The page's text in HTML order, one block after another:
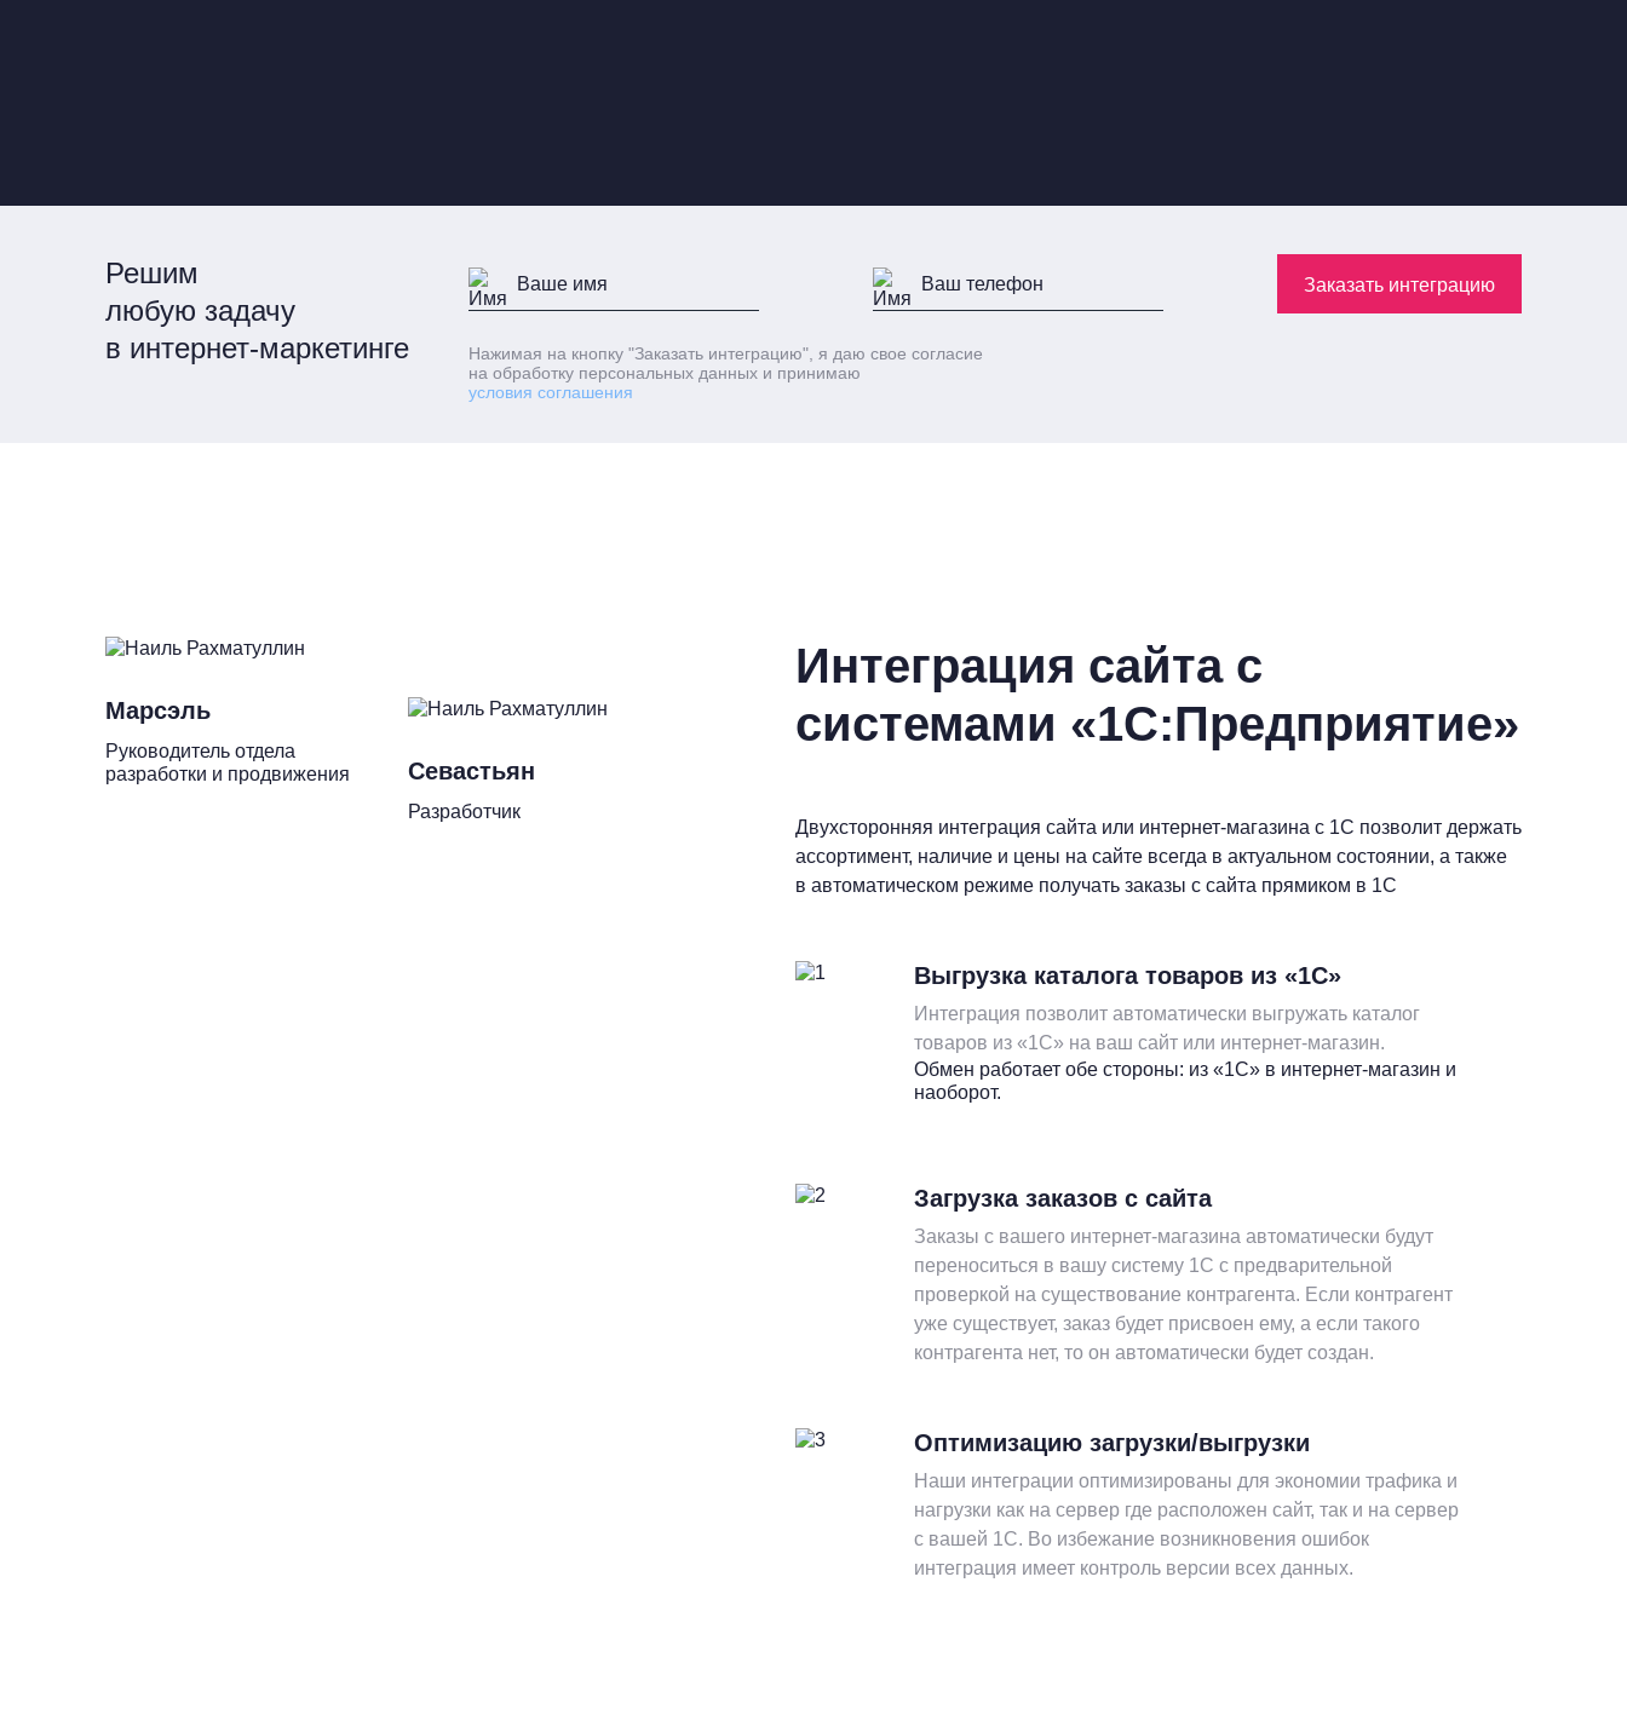
Решим
любую задачу
в интернет-маркетинге
Заказать интеграцию
Нажимая на кнопку "Заказать интеграцию" , я даю свое согласие
на обработку персональных данных и принимаю
условия соглашения
Марсэль
Руководитель отдела
разработки и продвижения
Севастьян
Разработчик
Интеграция сайта с
системами «1С:Предприятие»
Двухсторонняя интеграция сайта или интернет-магазина с 1С позволит держать
ассортимент, наличие и цены на сайте всегда в актуальном состоянии, а также
в автоматическом режиме получать заказы с сайта прямиком в 1С
Выгрузка каталога товаров из «1С»
Интеграция позволит автоматически выгружать каталог
товаров из «1С» на ваш сайт или интернет-магазин.
Обмен работает обе стороны: из «1С» в интернет-магазин и
наоборот.
Загрузка заказов с сайта
Заказы с вашего интернет-магазина автоматически будут
переноситься в вашу систему 1С с предварительной
проверкой на существование контрагента. Если контрагент
уже существует, заказ будет присвоен ему, а если такого
контрагента нет, то он автоматически будет создан.
Оптимизацию загрузки/выгрузки
Наши интеграции оптимизированы для экономии трафика и
нагрузки как на сервер где расположен сайт, так и на сервер
с вашей 1С. Во избежание возникновения ошибок
интеграция имеет контроль версии всех данных.